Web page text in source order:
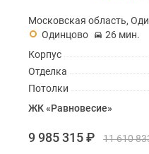
Московская область,
Одинцово
26 мин.
Корпус
Отделка
Потолки
ЖК «Равновесие»
9 985 315₽ 11 610